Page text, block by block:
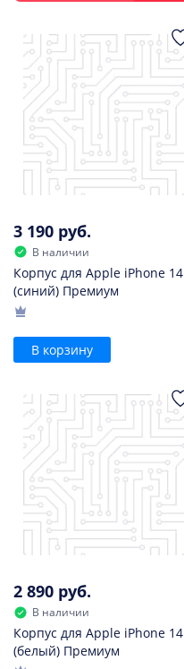
3 190 руб.
В наличии
Корпус для Apple iPhone 14
(синий) Премиум
В корзину
2 890 руб.
В наличии
Корпус для Apple iPhone 14
(белый) Премиум